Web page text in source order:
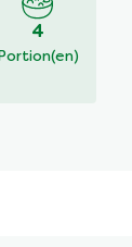
4
Portion(en)